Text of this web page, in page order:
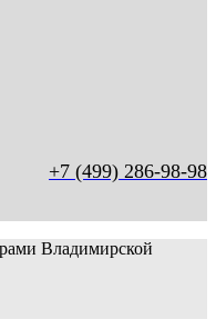
+7 (499) 286-98-98
Владимирской